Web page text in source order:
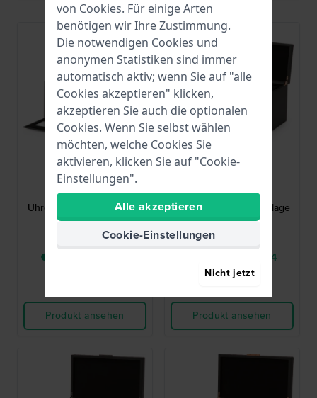
Wolf
469403
Axis Dreifacher
Uhrenbeweger mit Ablage
2.139,00 €
● Lieferung in 2 - 4
Produkt ansehen
Wolf
Axis Dreifacher
Uhrenbeweger mit Ablage
2.139,00 €
● Lieferung in 2 - 4
Werktage
Produkt ansehen
von Cookies. Für einige Arten
benötigen wir Ihre Zustimmung.
Die notwendigen Cookies und
anonymen Statistiken sind immer
automatisch aktiv; wenn Sie auf "alle
Cookies akzeptieren" klicken,
akzeptieren Sie auch die optionalen
Cookies. Wenn Sie selbst wählen
möchten, welche Cookies Sie
aktivieren, klicken Sie auf "Cookie-
Einstellungen".
Alle akzeptieren
Cookie-Einstellungen
Nicht jetzt